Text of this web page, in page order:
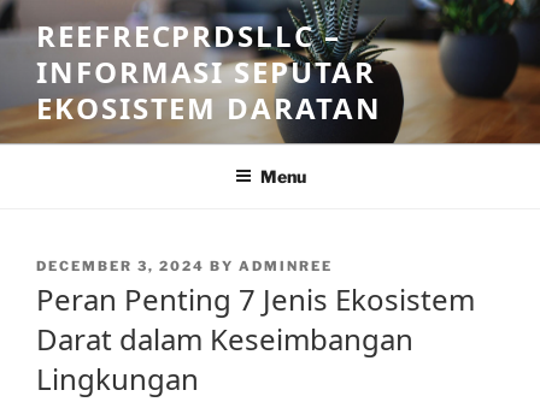
Skip
to
content
REEFRECPRDSLLC –
INFORMASI SEPUTAR
EKOSISTEM DARATAN
Menu
POSTED
DECEMBER 3, 2024 BY ADMINREE
Peran Penting 7 Jenis Ekosistem
Darat dalam Keseimbangan
Lingkungan